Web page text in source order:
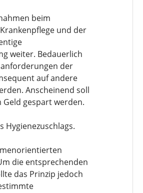
beim
und der
weiter. Bedauerlich
der
auf andere
Anscheinend soll
gespart werden.
Hygienezuschlags.
die entsprechenden
das Prinzip jedoch